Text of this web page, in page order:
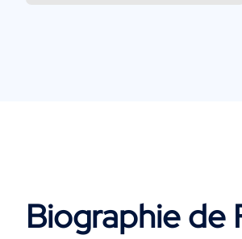
Biographie de